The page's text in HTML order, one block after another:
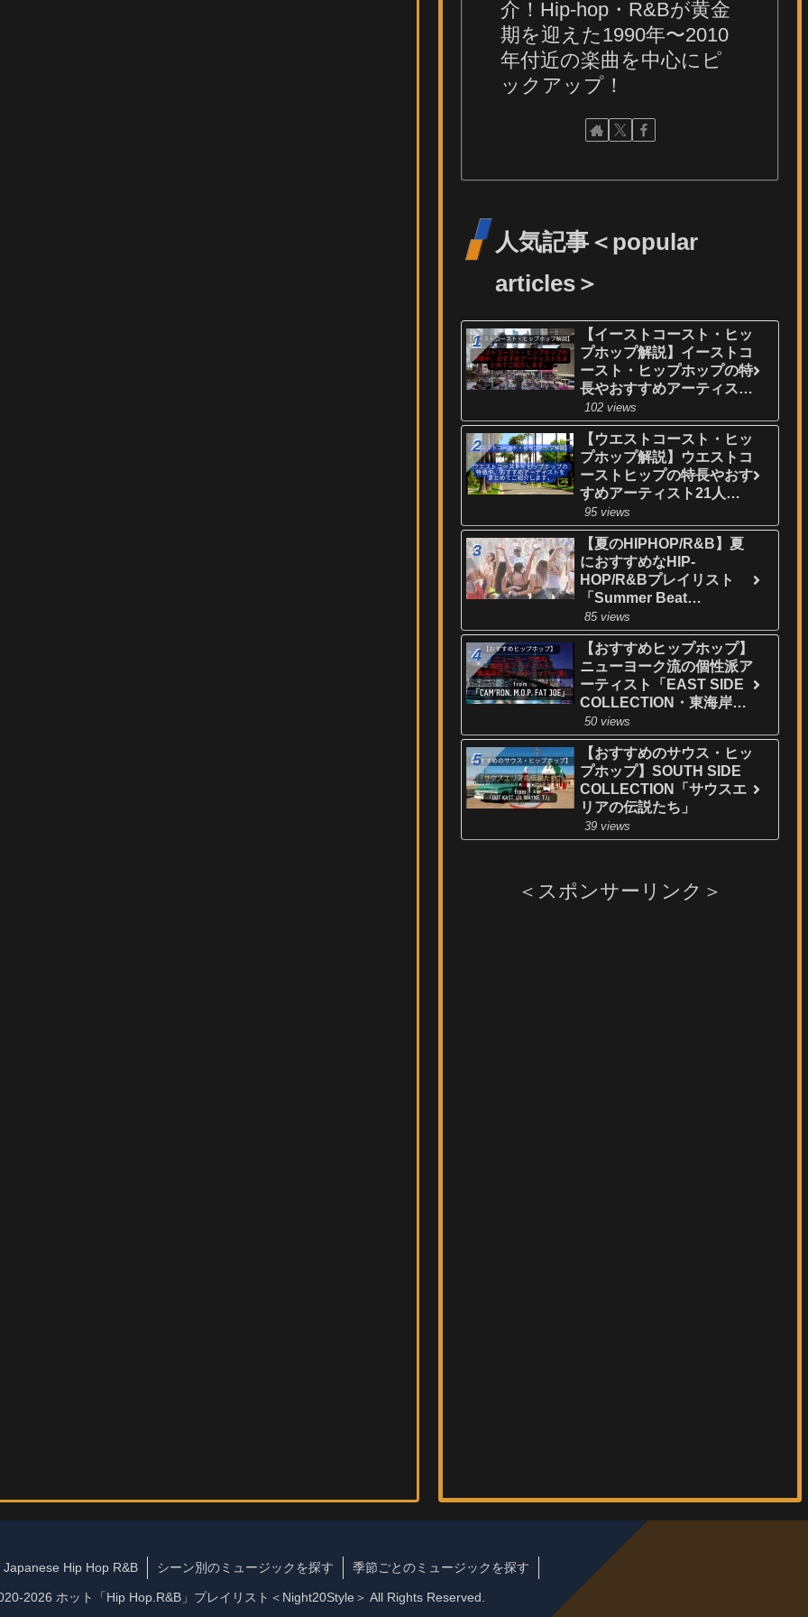
介！Hip-hop・R&Bが黄金
期を迎えた1990年〜2010
年付近の楽曲を中心にピ
ックアップ！
人気記事＜popular
articles＞
【イーストコースト・ヒッ
プホップ解説】イーストコ
ースト・ヒップホップの特
長やおすすめアーティスト
24人を厳選してご紹介！
102 views
【ウエストコースト・ヒッ
プホップ解説】ウエストコ
ーストヒップの特長やおす
すめアーティスト21人を
厳選してご紹介！
95 views
【夏のHIPHOP/R&B】夏
におすすめなHIP-
HOP/R&Bプレイリスト
「Summer Beat
Collection」
85 views
【おすすめヒップホップ】
ニューヨーク流の個性派ア
ーティスト「EAST SIDE
COLLECTION・東海岸の
ゴールドラッパー達」
50 views
【おすすめのサウス・ヒッ
プホップ】SOUTH SIDE
COLLECTION「サウスエ
リアの伝説たち」
39 views
＜スポンサーリンク＞
Japanese Hip Hop R&B シーン別のミュージックを探す 季節ごとのミュージックを探す
2026 ホット「Hip Hop.R&B」プレイリスト＜Night20Style＞ All Rights Reserved.